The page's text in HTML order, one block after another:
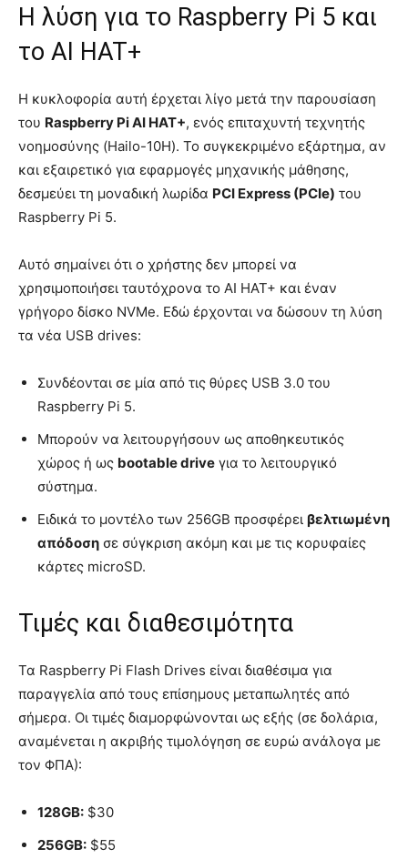
Η λύση για το Raspberry Pi 5 και
το AI HAT+
Η κυκλοφορία αυτή έρχεται λίγο μετά την παρουσίαση
του Raspberry Pi AI HAT+, ενός επιταχυντή τεχνητής
νοημοσύνης (Hailo-10H). Το συγκεκριμένο εξάρτημα, αν
και εξαιρετικό για εφαρμογές μηχανικής μάθησης,
δεσμεύει τη μοναδική λωρίδα PCI Express (PCIe) του
Raspberry Pi 5.
Αυτό σημαίνει ότι ο χρήστης δεν μπορεί να
χρησιμοποιήσει ταυτόχρονα το AI HAT+ και έναν
γρήγορο δίσκο NVMe. Εδώ έρχονται να δώσουν τη λύση
τα νέα USB drives:
Συνδέονται σε μία από τις θύρες USB 3.0 του
Raspberry Pi 5.
Μπορούν να λειτουργήσουν ως αποθηκευτικός
χώρος ή ως bootable drive για το λειτουργικό
σύστημα.
Ειδικά το μοντέλο των 256GB προσφέρει βελτιωμένη
απόδοση σε σύγκριση ακόμη και με τις κορυφαίες
κάρτες microSD.
Τιμές και διαθεσιμότητα
Τα Raspberry Pi Flash Drives είναι διαθέσιμα για
παραγγελία από τους επίσημους μεταπωλητές από
σήμερα. Οι τιμές διαμορφώνονται ως εξής (σε δολάρια,
αναμένεται η ακριβής τιμολόγηση σε ευρώ ανάλογα με
τον ΦΠΑ):
128GB: $30
256GB: $55